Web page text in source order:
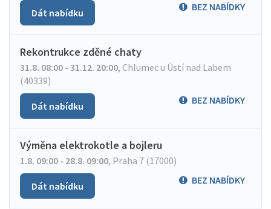
BEZ NABÍDKY
Dát nabídku
Rekontrukce zděné chaty
31.8. 08:00 - 31.12. 20:00, Chlumec u Ústí nad Labem
(40339)
BEZ NABÍDKY
Dát nabídku
Výměna elektrokotle a bojleru
1.8. 09:00 - 28.8. 09:00, Praha 7 (17000)
BEZ NABÍDKY
Dát nabídku